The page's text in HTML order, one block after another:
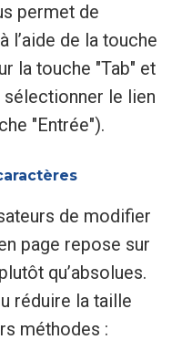
permet de
l’aide de la touche
la touche "Tab" et
sélectionner le lien
"Entrée").
de modifier
page repose sur
qu’absolues.
réduire la taille
méthodes :